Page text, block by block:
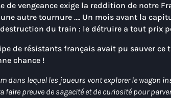
de vengeance exige la reddition de notre
autre tournure …. Un mois avant la
du train : le détruire a tout prix
de résistants français avait pu sauver ce
chance !
dans lequel les joueurs vont explorer le wagon
faire preuve de sagacité et de curiosité pour